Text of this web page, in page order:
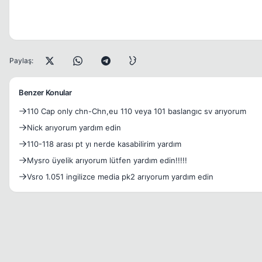
Paylaş:
Benzer Konular
110 Cap only chn-Chn,eu 110 veya 101 baslangıc sv arıyorum
Nick arıyorum yardım edin
110-118 arası pt yı nerde kasabilirim yardım
Mysro üyelik arıyorum lütfen yardım edin!!!!!
Vsro 1.051 ingilizce media pk2 arıyorum yardım edin